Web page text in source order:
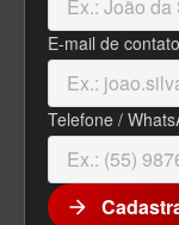
E-mail de contato
Telefone /
arrow_forward